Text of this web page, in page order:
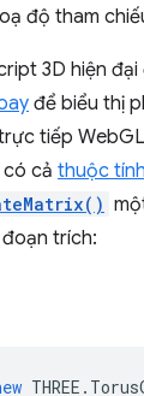
độ tham
3D hiện
để biểu thị
tiếp
có cả thuộc tính
trích:
THREE .